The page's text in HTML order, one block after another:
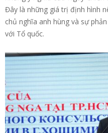
Đây là những giá trị định hình
chủ nghĩa anh hùng và sự
với Tổ quốc.